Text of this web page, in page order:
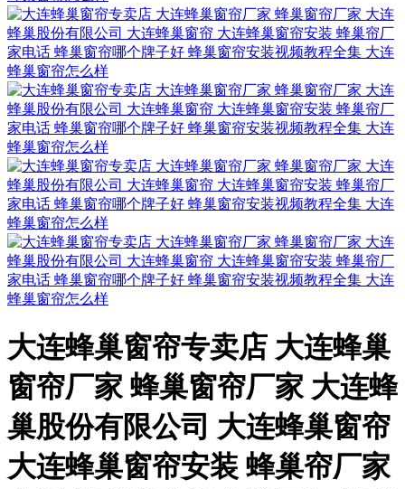
大连蜂巢窗帘专卖店 大连蜂巢
窗帘厂家 蜂巢窗帘厂家 大连蜂
巢股份有限公司 大连蜂巢窗帘
大连蜂巢窗帘安装 蜂巢帘厂家